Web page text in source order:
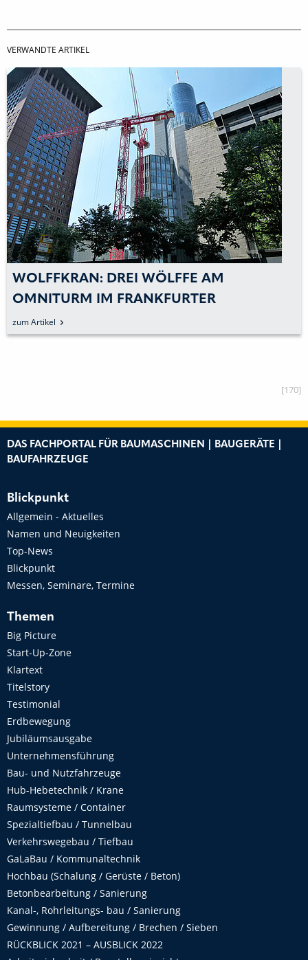
VERWANDTE ARTIKEL
WOLFFKRAN: DREI WÖLFFE AM
OMNITURM IM FRANKFURTER
BANKENVIERTEL
zum Artikel
[170]
DAS FACHPORTAL FÜR BAUMASCHINEN | BAUGERÄTE |
BAUFAHRZEUGE
Blickpunkt
Allgemein - Aktuelles
Namen und Neuigkeiten
Top-News
Blickpunkt
Messen, Seminare, Termine
Themen
Big Picture
Start-Up-Zone
Klartext
Titelstory
Testimonial
Erdbewegung
Jubiläumsausgabe
Unternehmensführung
Bau- und Nutzfahrzeuge
Hub-Hebetechnik / Krane
Raumsysteme / Container
Spezialtiefbau / Tunnelbau
Verkehrswegebau / Tiefbau
GaLaBau / Kommunaltechnik
Hochbau (Schalung / Gerüste / Beton)
Betonbearbeitung / Sanierung
Kanal-, Rohrleitungs- bau / Sanierung
Gewinnung / Aufbereitung / Brechen / Sieben
RÜCKBLICK 2021 – AUSBLICK 2022